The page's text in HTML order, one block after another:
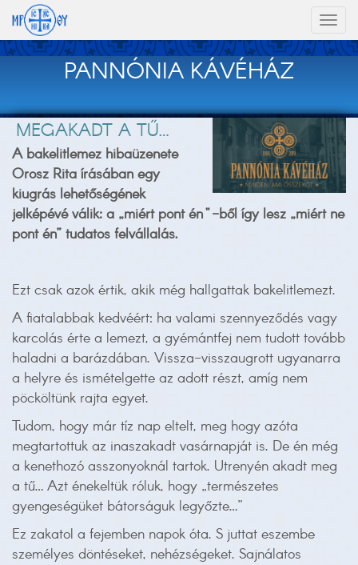
PANNÓNIA KÁVÉHÁZ
MEGAKADT A TŰ…
A bakelitlemez hibaüzenete
Orosz Rita írásában egy
kiugrás lehetőségének
jelképévé válik: a „miért pont én"-ből így lesz „miért ne
pont én” tudatos felvállalás.
Ezt csak azok értik, akik még hallgattak bakelitlemezt.
A fiatalabbak kedvéért: ha valami szennyeződés vagy
karcolás érte a lemezt, a gyémántfej nem tudott tovább
haladni a barázdában. Vissza-visszaugrott ugyanarra
a helyre és ismételgette az adott részt, amíg nem
pöcköltünk rajta egyet.
Tudom, hogy már tíz nap eltelt, meg hogy azóta
megtartottuk az inaszakadt vasárnapját is. De én még
a kenethozó asszonyoknál tartok. Utrenyén akadt meg
a tű… Azt énekeltük róluk, hogy „természetes
gyengeségüket bátorságuk legyőzte…”
Ez zakatol a fejemben napok óta. S juttat eszembe
személyes döntéseket, nehézségeket. Sajnálatos